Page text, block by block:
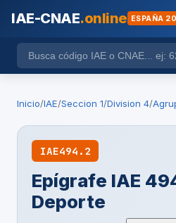
IAE-CNAE.online ESPAÑA
Inicio/IAE/Seccion 1/Division 4/
IAE494.2
Epígrafe IAE
Deporte